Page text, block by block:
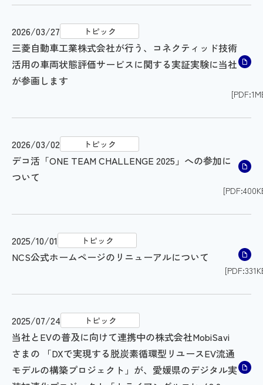
2026/03/27 トピック
三菱自動車工業株式会社が行う、コネクティッド技術
活用の車両状態評価サービスに関する実証実験に当社
が参画します
2026/03/02 トピック
デコ活「ONE TEAM CHALLENGE 2025」への参加に
ついて
2025/10/01 トピック
NCS公式ホームページのリニューアルについて
2025/07/24 トピック
当社とEVの普及に向けて連携中の株式会社MobiSavi
さまの 「DXで実現する脱炭素循環型リユースEV流通
モデルの構築プロジェクト」が、愛媛県のデジタル実